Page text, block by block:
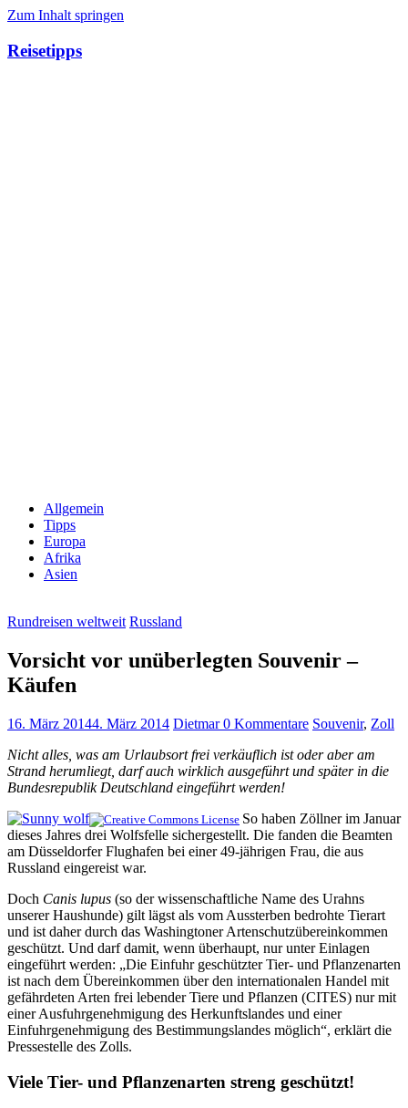
Zum Inhalt springen
Reisetipps
Allgemein
Tipps
Europa
Afrika
Asien
Rundreisen weltweit Russland
Vorsicht vor unüberlegten Souvenir –
Käufen
16. März 20144. März 2014 Dietmar0 Kommentare Souvenir, Zoll
Nicht alles, was am Urlaubsort frei verkäuflich ist oder aber am
Strand herumliegt, darf auch wirklich ausgeführt und später in die
Bundesrepublik Deutschland eingeführt werden!
So haben Zöllner im Januar
dieses Jahres drei Wolfsfelle sichergestellt. Die fanden die Beamten
am Düsseldorfer Flughafen bei einer 49-jährigen Frau, die aus
Russland eingereist war.
Doch Canis lupus (so der wissenschaftliche Name des Urahns
unserer Haushunde) gilt lägst als vom Aussterben bedrohte Tierart
und ist daher durch das Washingtoner Artenschutzübereinkommen
geschützt. Und darf damit, wenn überhaupt, nur unter Einlagen
eingeführt werden: „Die Einfuhr geschützter Tier- und Pflanzenarten
ist nach dem Übereinkommen über den internationalen Handel mit
gefährdeten Arten frei lebender Tiere und Pflanzen (CITES) nur mit
einer Ausfuhrgenehmigung des Herkunftslandes und einer
Einfuhrgenehmigung des Bestimmungslandes möglich“, erklärt die
Pressestelle des Zolls.
Viele Tier- und Pflanzenarten streng geschützt!